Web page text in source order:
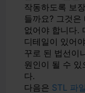
작동하도록 보
들까요? 그것은
없어야 합니다.
디테일이 있어
꾸로 된 법선이
원인이 될 수 있
다.
다음은 STL 파